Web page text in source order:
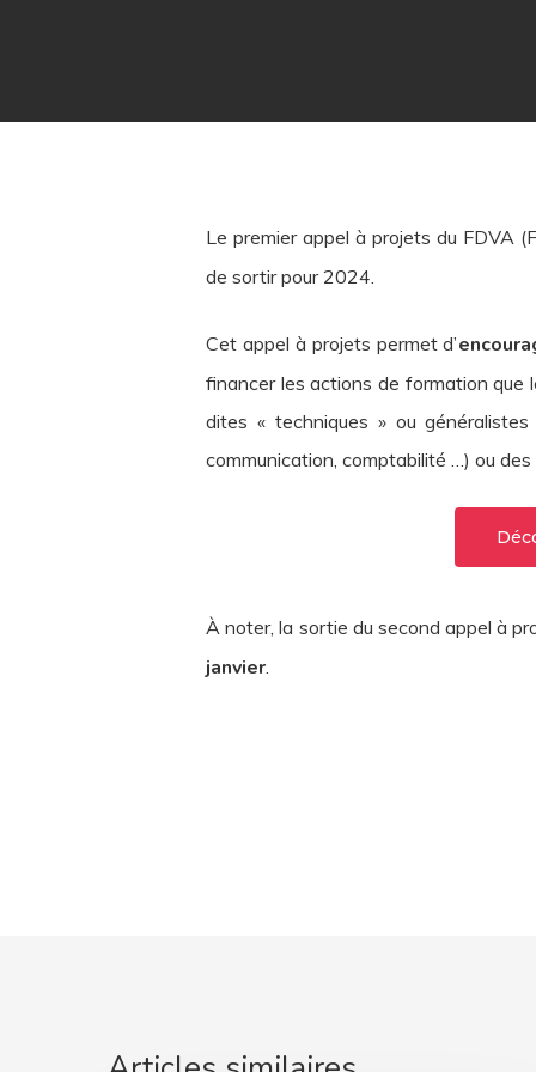
Le premier appel à projets du FDVA
de sortir pour 2024.
Cet appel à projets permet d’
financer les actions de formation que
dites « techniques » ou
communication, comptabilité …) ou
À noter, la sortie du second appel à
janvier.